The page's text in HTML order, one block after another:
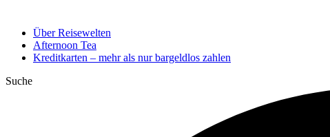
Über Reisewelten
Afternoon Tea
Kreditkarten – mehr als nur bargeldlos zahlen
Suche